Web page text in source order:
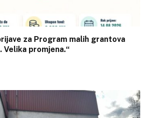
za Program malih grantova
Velika promjena.“